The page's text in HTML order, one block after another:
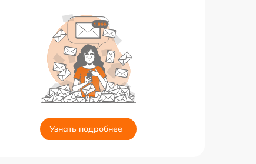
Узнать подробнее